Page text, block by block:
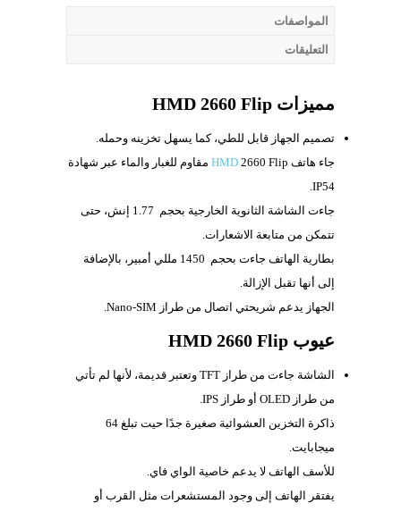
المواصفات
التعليقات
مميزات HMD 2660 Flip
تصميم الجهاز قابل للطي، كما يسهل تخزينه وحمله.
جاء هاتف
HMD 2660 Flip مقاوم للغبار والماء عبر شهادة
IP54.
جاءت الشاشة الثانوية الخارجية بحجم
1.77 إنش، حتى
تتمكن من متابعة الاشعارات.
بطارية الهاتف جاءت بحجم
1450 مللي أمبير، بالإضافة
إلى أنها تقبل الإزالة.
الجهاز يدعم شريحتي اتصال من طراز Nano-SIM.
عيوب HMD 2660 Flip
الشاشة جاءت من طراز
TFT وتعتبر قديمة، لأنها لم تأتي
من طراز OLED أو طراز IPS.
ذاكرة التخزين العشوائية صغيرة جدًا حيت تبلغ 64
ميجابايت.
للأسف الهاتف لا يدعم خاصية الواي فاي.
يفتقر الهاتف إلى وجود المستشعرات مثل القرب أو